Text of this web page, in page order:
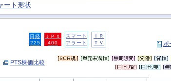
ート形状
日経
225
ＪＰＸ
400
スマート
アラート
ＩＲ
ＴＶ
ポ
PTS株価比較